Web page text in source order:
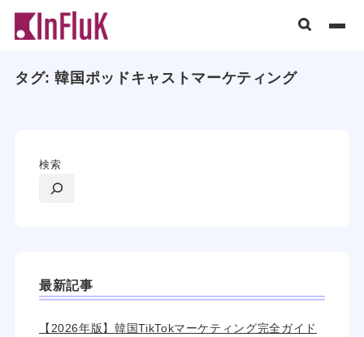
タグ:韓国ポッドキャストマーケティング
検索
最新記事
【2026年版】韓国TikTokマーケティング完全ガイド